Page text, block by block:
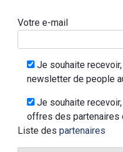
Votre e-mail
Je souhaite
newsletter de people
Je souhaite
offres des partenaires
Liste des partenaires